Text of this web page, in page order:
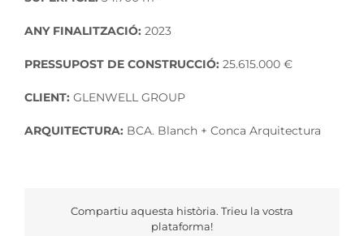
ANY FINALITZACIÓ: 2023
PRESSUPOST DE CONSTRUCCIÓ: 25.615.000 €
CLIENT: GLENWELL GROUP
ARQUITECTURA: BCA. Blanch + Conca Arquitectura
Compartiu aquesta història. Trieu la vostra
plataforma!